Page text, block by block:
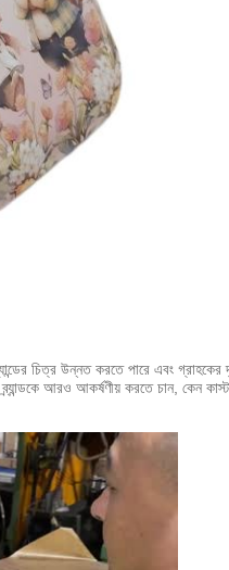
চিত্র উন্নত করতে পারে এবং
আরও আকর্ষণীয় করতে চান, কেন কাস্টম